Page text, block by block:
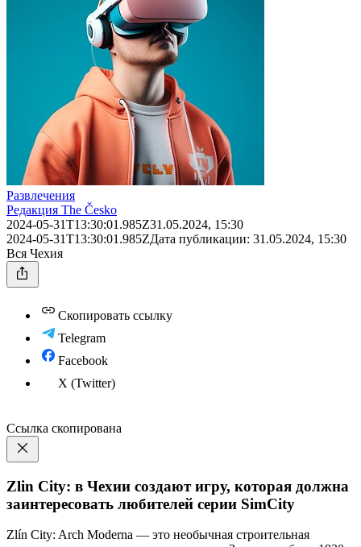
Развлечения
Редакция The Česko
2024-05-31T13:30:01.985Z31.05.2024, 15:30
2024-05-31T13:30:01.985ZДата публикации: 31.05.2024, 15:30
Вся Чехия
Скопировать ссылку
Telegram
Facebook
X (Twitter)
Ссылка скопирована
Zlin City: в Чехии создают игру, которая должна
заинтересовать любителей серии SimCity
Zlín City: Arch Moderna — это необычная строительная